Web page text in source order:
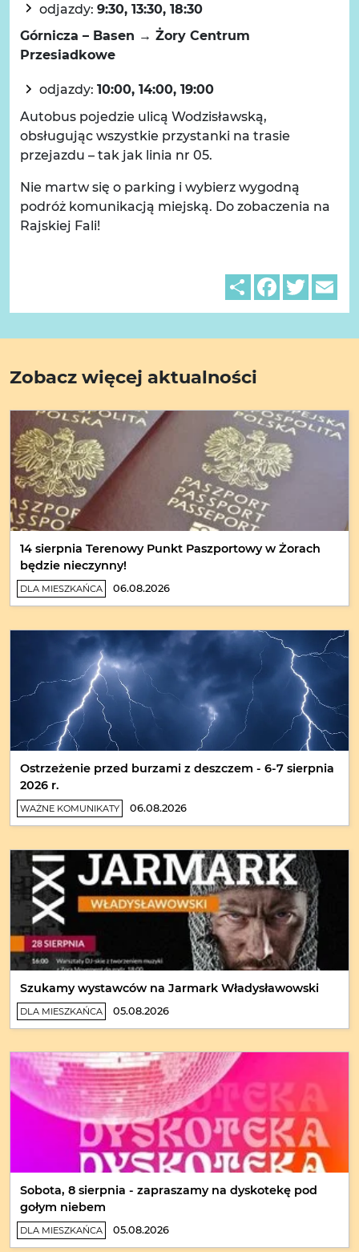
odjazdy: 9:30, 13:30, 18:30
Górnicza – Basen → Żory Centrum
Przesiadkowe
odjazdy: 10:00, 14:00, 19:00
Autobus pojedzie ulicą Wodzisławską,
obsługując wszystkie przystanki na trasie
przejazdu – tak jak linia nr 05.
Nie martw się o parking i wybierz wygodną
podróż komunikacją miejską. Do zobaczenia na
Rajskiej Fali!
ShareFacebook
Twitter
Zobacz więcej aktualności
14 sierpnia Terenowy Punkt Paszportowy w Żorach
będzie nieczynny!
DLA MIESZKAŃCA 06.08.2026
Ostrzeżenie przed burzami z deszczem - 6-7 sierpnia
2026 r.
WAŻNE KOMUNIKATY 06.08.2026
Szukamy wystawców na Jarmark Władysławowski
DLA MIESZKAŃCA 05.08.2026
Sobota, 8 sierpnia - zapraszamy na dyskotekę pod
gołym niebem
DLA MIESZKAŃCA 05.08.2026